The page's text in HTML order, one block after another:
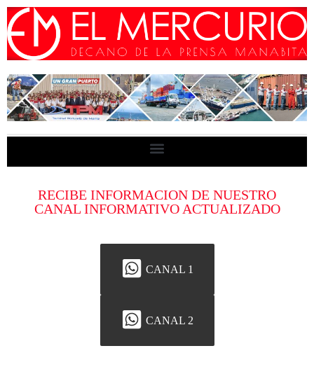
RECIBE INFORMACION DE NUESTRO
CANAL INFORMATIVO ACTUALIZADO
CANAL 1
CANAL 2